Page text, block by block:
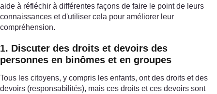
aide à réfléchir à différentes façons de faire le point de leurs
connaissances et d'utiliser cela pour améliorer leur
compréhension.
1. Discuter des droits et devoirs des
personnes en binômes et en groupes
Tous les citoyens, y compris les enfants, ont des droits et des
devoirs (responsabilités), mais ces droits et ces devoirs sont